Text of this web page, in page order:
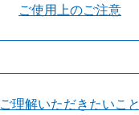
ご使用上のご注意
ご理解いただきたいこと